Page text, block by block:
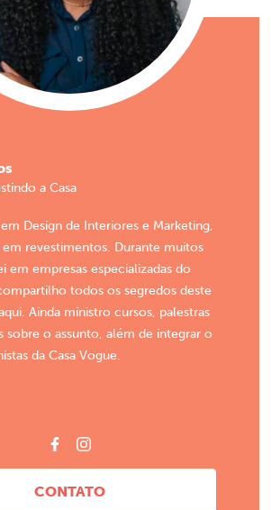
a Casa
Design de Interiores e Marketing,
em revestimentos. Durante muitos
em empresas especializadas do
todos os segredos deste
Ainda ministro cursos, palestras
sobre o assunto, além de integrar o
da Casa Vogue.
CONTATO